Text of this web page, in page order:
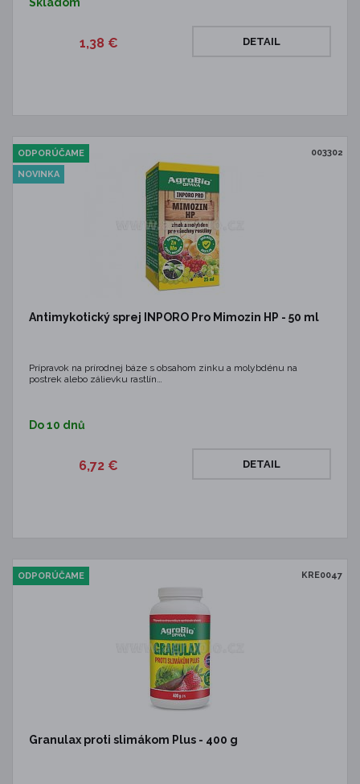
1,38 € DETAIL
003302
ODPORÚČAME
NOVINKA
Antimykotický sprej INPORO Pro Mimozin HP - 50 ml
Prípravok na prírodnej báze s obsahom zinku a molybdénu na
postrek alebo zálievku rastlín…
Do 10 dnů
6,72 € DETAIL
KRE0047
ODPORÚČAME
Granulax proti slimákom Plus - 400 g